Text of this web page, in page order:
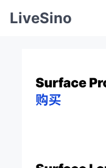
LiveSino